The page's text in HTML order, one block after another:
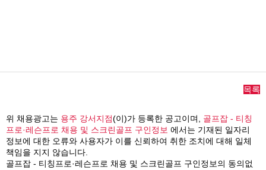
목록
위 채용광고는 용주 강서지점(이)가 등록한 공고이며, 골프잡 - 티칭
프로·레슨프로 채용 및 스크린골프 구인정보 에서는 기재된 일자리
정보에 대한 오류와 사용자가 이를 신뢰하여 취한 조치에 대해 일체
책임을 지지 않습니다.
골프잡 - 티칭프로·레슨프로 채용 및 스크린골프 구인정보의 동의없